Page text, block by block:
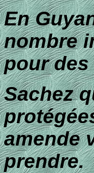
En
nombre
pour
Sachez
amende
prendre.